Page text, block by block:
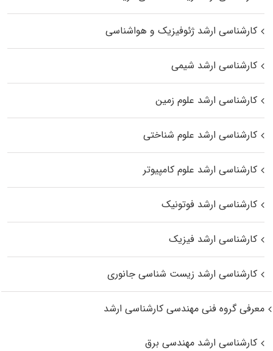
کارشناسی ارشد ژئوفیزیک و هواشناسی
کارشناسی ارشد شیمی
کارشناسی ارشد علوم زمین
کارشناسی ارشد علوم شناختی
کارشناسی ارشد علوم کامپیوتر
کارشناسی ارشد فوتونیک
کارشناسی ارشد فیزیک
کارشناسی ارشد زیست‌ شناسی جانوری
معرفی گروه فنی مهندسی کارشناسی ارشد
کارشناسی ارشد مهندسی برق